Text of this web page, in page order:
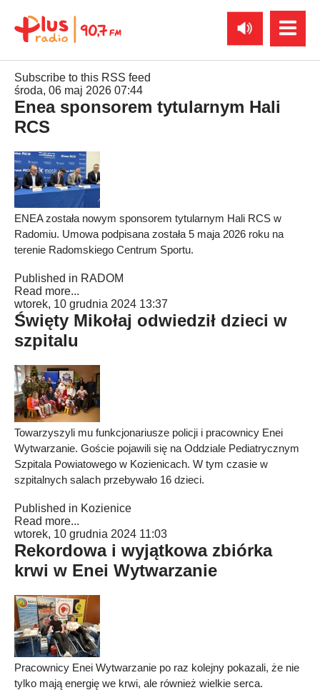
Subscribe to this RSS feed
środa, 06 maj 2026 07:44
Enea sponsorem tytularnym Hali
RCS
ENEA została nowym sponsorem tytularnym Hali RCS w
Radomiu. Umowa podpisana została 5 maja 2026 roku na
terenie Radomskiego Centrum Sportu.
Published in RADOM
Read more...
wtorek, 10 grudnia 2024 13:37
Święty Mikołaj odwiedził dzieci w
szpitalu
Towarzyszyli mu funkcjonariusze policji i pracownicy Enei
Wytwarzanie. Goście pojawili się na Oddziale Pediatrycznym
Szpitala Powiatowego w Kozienicach. W tym czasie w
szpitalnych salach przebywało 16 dzieci.
Published in Kozienice
Read more...
wtorek, 10 grudnia 2024 11:03
Rekordowa i wyjątkowa zbiórka
krwi w Enei Wytwarzanie
Pracownicy Enei Wytwarzanie po raz kolejny pokazali, że nie
tylko mają energię we krwi, ale również wielkie serca.